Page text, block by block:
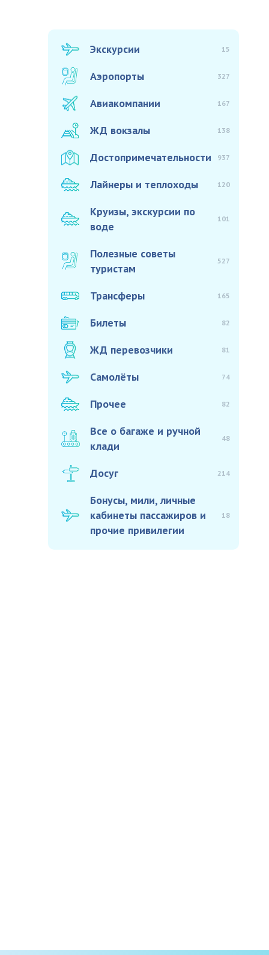
Экскурсии 15
Аэропорты 327
Авиакомпании 167
ЖД вокзалы 138
Достопримечательности 937
Лайнеры и теплоходы 120
Круизы, экскурсии по
воде
101
Полезные советы
туристам
527
Трансферы 165
Билеты 82
ЖД перевозчики 81
Самолёты 74
Прочее 82
Все о багаже и ручной
клади
48
Досуг 214
Бонусы, мили, личные
кабинеты пассажиров и
прочие привилегии
18